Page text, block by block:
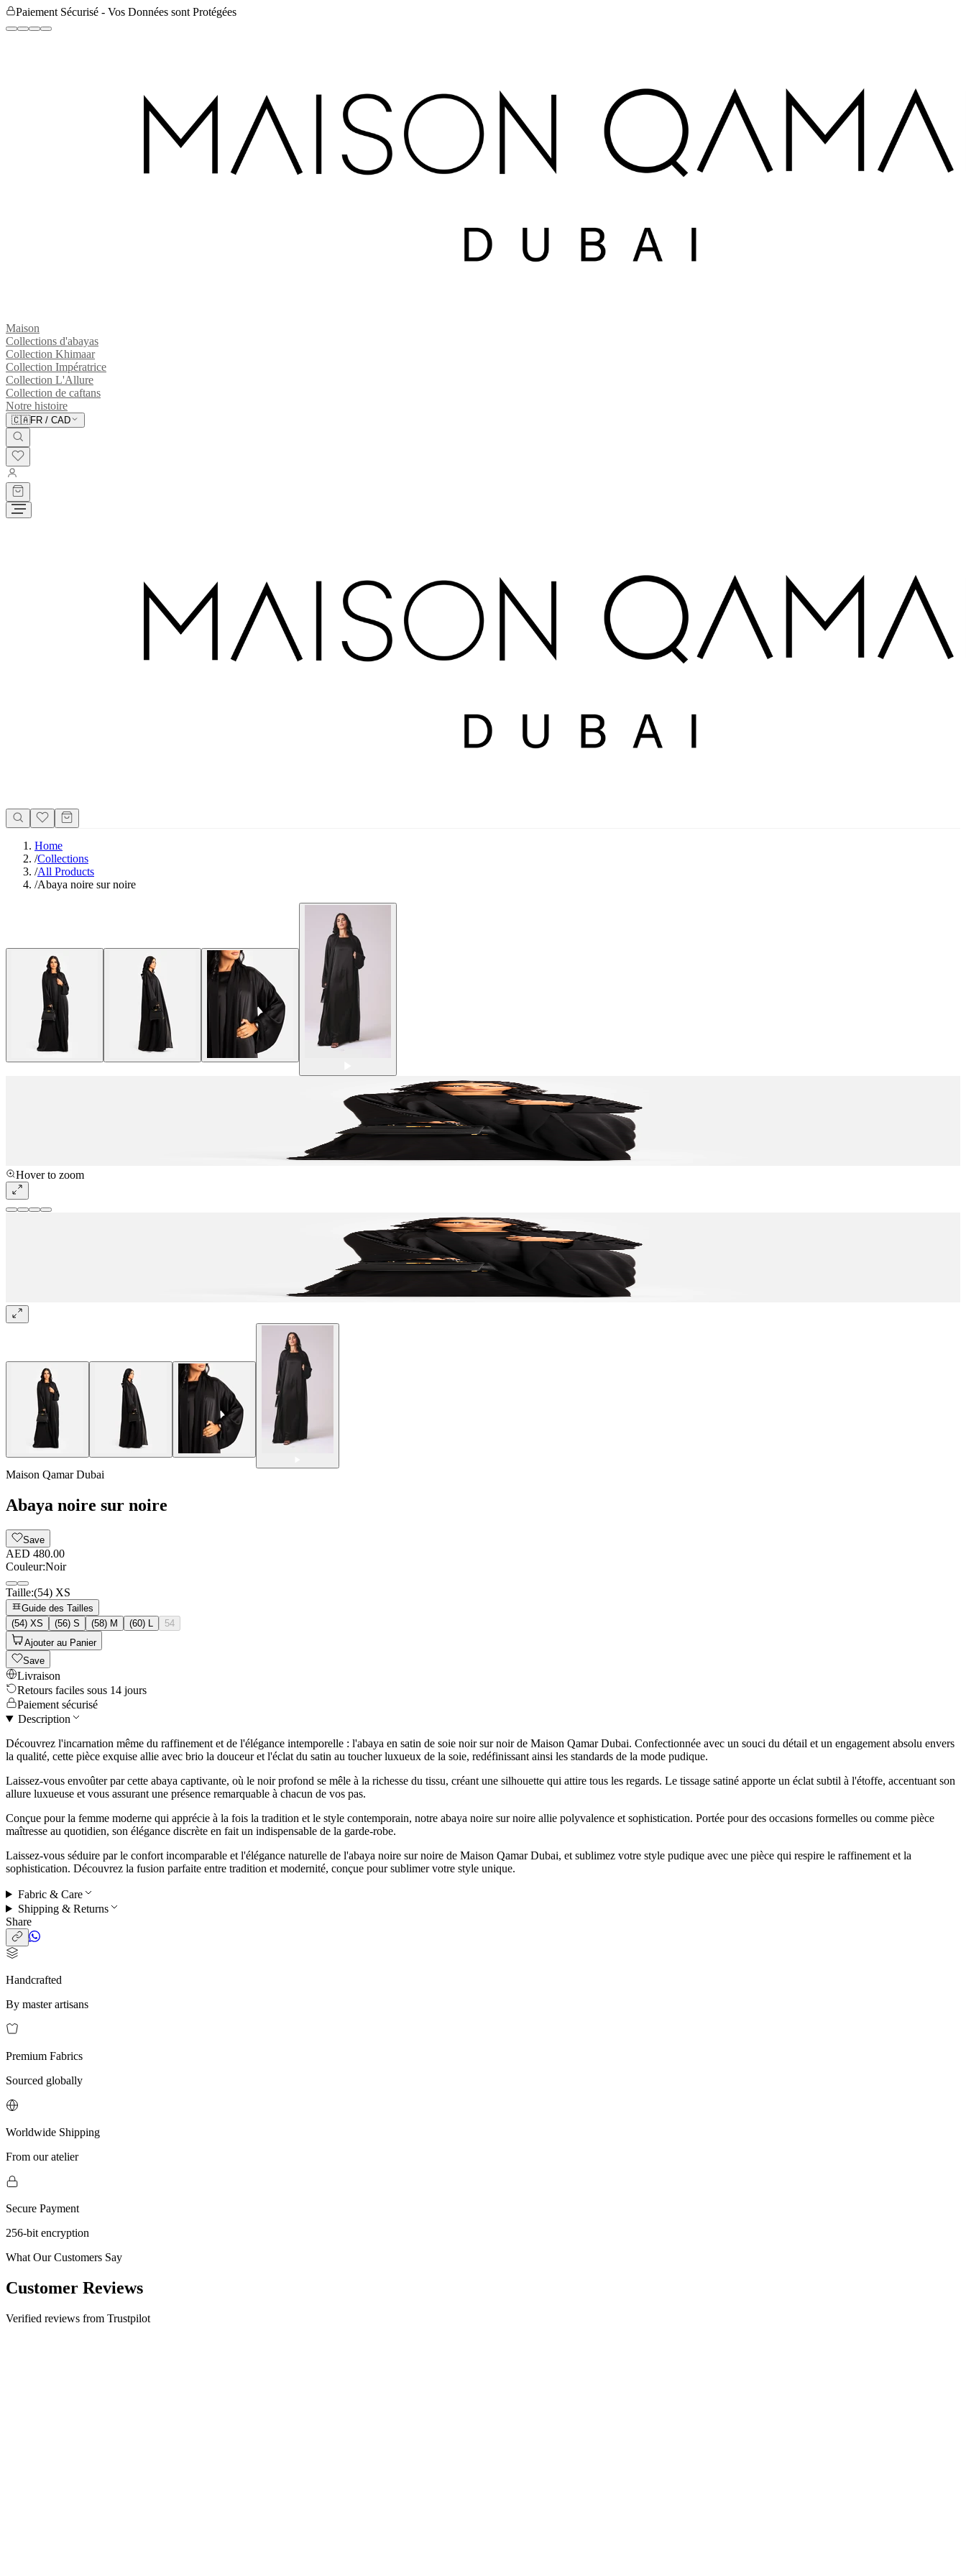
Paiement Sécurisé - Vos Données sont Protégées
Maison
Collections d'abayas
Collection Khimaar
Collection Impératrice
Collection L'Allure
Collection de caftans
Notre histoire
🇨🇦FR / CAD
Home
/Collections
/All Products
/Abaya noire sur noire
Hover to zoom
Maison Qamar Dubai
Abaya noire sur noire
Save
AED 480.00
Couleur:Noir
Taille:(54) XS
Guide des Tailles
(54) XS
(56) S (58) M (60) L
54
Ajouter au Panier
Save
Livraison
Retours faciles sous 14 jours
Paiement sécurisé
Description
Découvrez l'incarnation même du raffinement et de l'élégance intemporelle : l'abaya en satin de soie noir sur noir de Maison Qamar Dubai. Confectionnée avec un souci du détail et un engagement absolu envers
la qualité, cette pièce exquise allie avec brio la douceur et l'éclat du satin au toucher luxueux de la soie, redéfinissant ainsi les standards de la mode pudique.
Laissez-vous envoûter par cette abaya captivante, où le noir profond se mêle à la richesse du tissu, créant une silhouette qui attire tous les regards. Le tissage satiné apporte un éclat subtil à l'étoffe, accentuant son
allure luxueuse et vous assurant une présence remarquable à chacun de vos pas.
Conçue pour la femme moderne qui apprécie à la fois la tradition et le style contemporain, notre abaya noire sur noire allie polyvalence et sophistication. Portée pour des occasions formelles ou comme pièce
maîtresse au quotidien, son élégance discrète en fait un indispensable de la garde-robe.
Laissez-vous séduire par le confort incomparable et l'élégance naturelle de l'abaya noire sur noire de Maison Qamar Dubai, et sublimez votre style pudique avec une pièce qui respire le raffinement et la
sophistication. Découvrez la fusion parfaite entre tradition et modernité, conçue pour sublimer votre style unique.
Fabric & Care
Shipping & Returns
Share
Handcrafted
By master artisans
Premium Fabrics
Sourced globally
Worldwide Shipping
From our atelier
Secure Payment
256-bit encryption
What Our Customers Say
Customer Reviews
Verified reviews from Trustpilot